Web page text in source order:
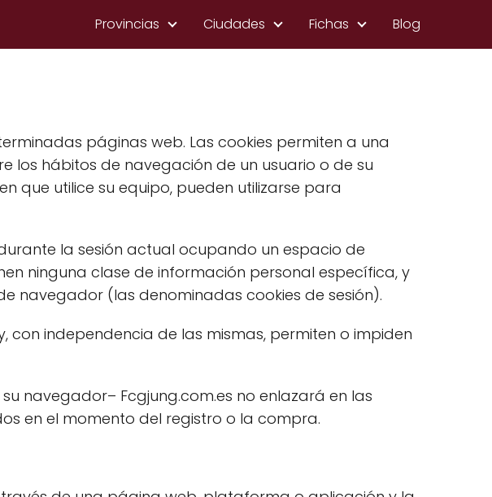
Provincias Ciudades Fichas Blog
páginas web. Las cookies permiten a una
los hábitos de navegación de un usuario o de su
que utilice su equipo, pueden utilizarse para
la sesión actual ocupando un espacio de
ninguna clase de información personal específica, y
navegador (las denominadas cookies de sesión).
independencia de las mismas, permiten o impiden
navegador– Fcgjung.com.es no enlazará en las
en el momento del registro o la compra.